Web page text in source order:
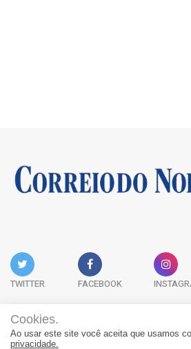
TWITTER FACEBOOK
Acervo Digital Fale Conosco
Cookies.
Ao usar este site você aceita que usamos
privacidade.